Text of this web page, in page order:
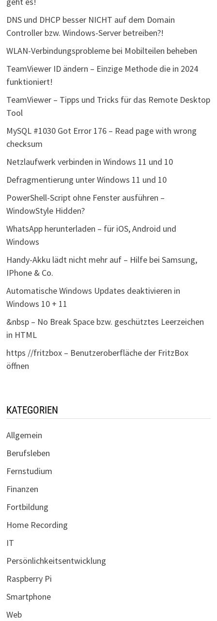
DNS und DHCP besser NICHT auf dem Domain
Controller bzw. Windows-Server betreiben?!
WLAN-Verbindungsprobleme bei Mobilteilen beheben
TeamViewer ID ändern – Einzige Methode die in 2024
funktioniert!
TeamViewer – Tipps und Tricks für das Remote Desktop
Tool
MySQL #1030 Got Error 176 – Read page with wrong
checksum
Netzlaufwerk verbinden in Windows 11 und 10
Defragmentierung unter Windows 11 und 10
PowerShell-Script ohne Fenster ausführen –
WindowStyle Hidden?
WhatsApp herunterladen – für iOS, Android und
Windows
Handy-Akku lädt nicht mehr auf – Hilfe bei Samsung,
IPhone & Co.
Automatische Windows Updates deaktivieren in
Windows 10 + 11
&nbsp – No Break Space bzw. geschütztes Leerzeichen
in HTML
https //fritzbox – Benutzeroberfläche der FritzBox
öffnen
KATEGORIEN
Allgemein
Berufsleben
Fernstudium
Finanzen
Fortbildung
Home Recording
IT
Persönlichkeitsentwicklung
Raspberry Pi
Smartphone
Web